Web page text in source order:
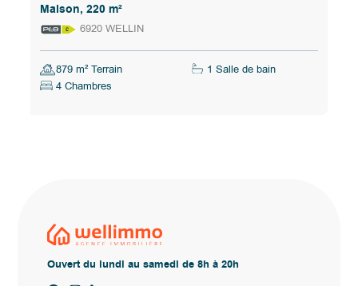
Maison, 220 m²
6920 WELLIN
879 m² Terrain
1 Salle de bain
4 Chambres
Ouvert du lundi au samedi de 8h à 20h